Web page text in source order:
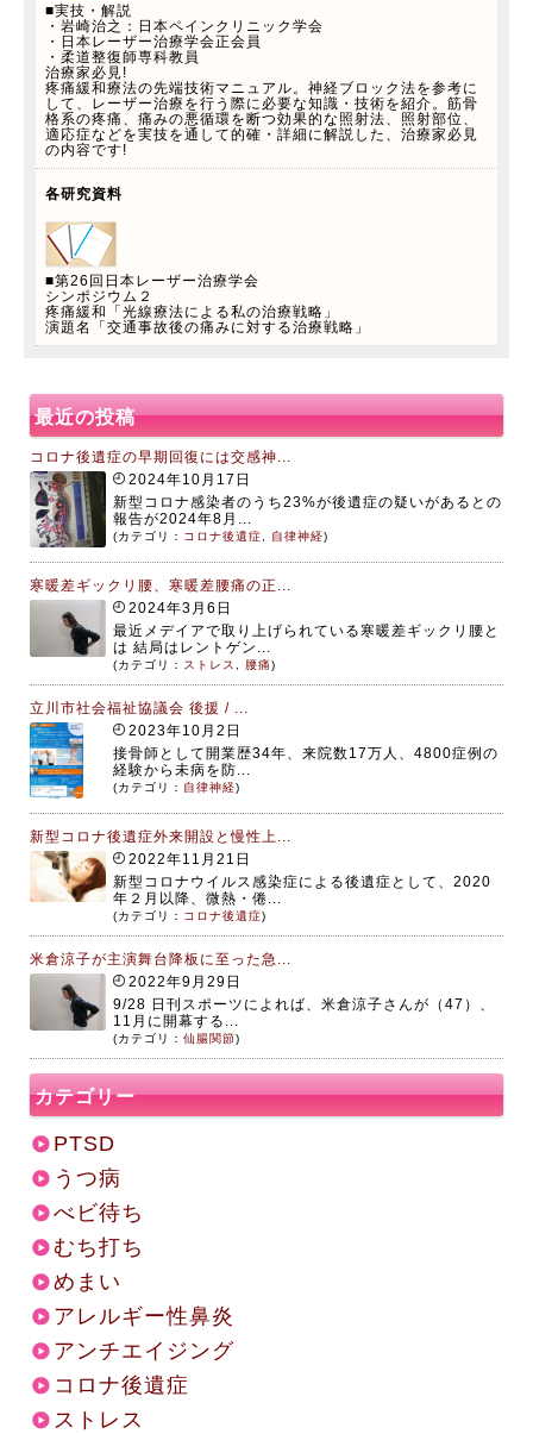
■実技・解説
・岩崎治之：日本ペインクリニック学会
・日本レーザー治療学会正会員
・柔道整復師専科教員
治療家必見!
疼痛緩和療法の先端技術マニュアル。神経ブロック法を参考に
して、レーザー治療を行う際に必要な知識・技術を紹介。筋骨
格系の疼痛、痛みの悪循環を断つ効果的な照射法、照射部位、
適応症などを実技を通して的確・詳細に解説した、治療家必見
の内容です!
各研究資料
■第26回日本レーザー治療学会
シンポジウム２
疼痛緩和「光線療法による私の治療戦略」
演題名「交通事故後の痛みに対する治療戦略」
最近の投稿
コロナ後遺症の早期回復には交感神...
2024年10月17日
新型コロナ感染者のうち23%が後遺症の疑いがあるとの
報告が2024年8月...
(カテゴリ： コロナ後遺症 自律神経)
寒暖差ギックリ腰、寒暖差腰痛の正...
2024年3月6日
最近メデイアで取り上げられている寒暖差ギックリ腰と
は 結局はレントゲン...
(カテゴリ： ストレス 腰痛)
立川市社会福祉協議会 後援 / ...
2023年10月2日
接骨師として開業歴34年、来院数17万人、4800症例の
経験から未病を防...
(カテゴリ： 自律神経)
新型コロナ後遺症外来開設と慢性上...
2022年11月21日
新型コロナウイルス感染症による後遺症として、2020
年２月以降、微熱・倦...
(カテゴリ： コロナ後遺症)
米倉涼子が主演舞台降板に至った急...
2022年9月29日
9/28 日刊スポーツによれば、米倉涼子さんが（47）、
11月に開幕する...
(カテゴリ： 仙腸関節)
カテゴリー
PTSD
うつ病
べビ待ち
むち打ち
めまい
アレルギー性鼻炎
アンチエイジング
コロナ後遺症
ストレス